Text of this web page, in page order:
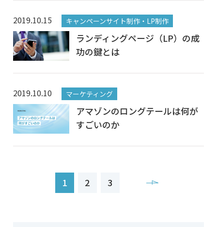
2019.10.15 キャンペーンサイト制作・LP制作
ランディングページ（LP）の成
功の鍵とは
2019.10.10 マーケティング
アマゾンのロングテールは何が
すごいのか
1 2 3